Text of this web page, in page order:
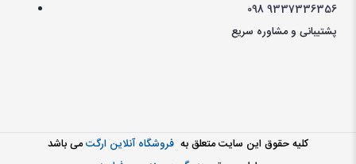
0989337336356
پشتیبانی و مشاوره سریع
کليه حقوق اين سايت متعلق به فروشگاه آنلاین ارگتمی باشد